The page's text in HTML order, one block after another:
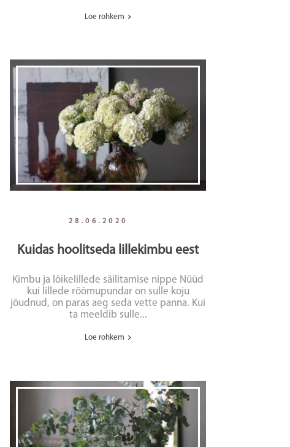
Loe rohkem
28.06.2020
Kuidas hoolitseda lillekimbu eest
Kimbu ja lõikelillede säilitamise nippe Nüüd
kui lillede rõõmupundar on sulle koju
jõudnud, on paras aeg seda vette panna. Kui
ta meeldib sulle...
Loe rohkem